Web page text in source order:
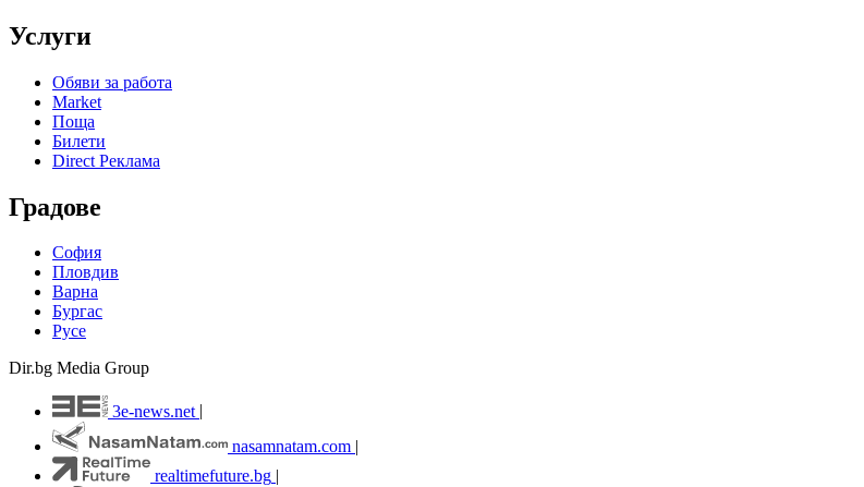
Услуги
Обяви за работа
Market
Поща
Билети
Direct Реклама
Градове
София
Пловдив
Варна
Бургас
Русе
Dir.bg Media Group
3e-news.net
nasamnatam.com |
realtimefuture.bg |